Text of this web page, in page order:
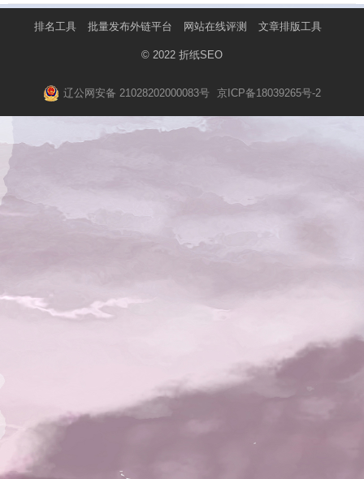
排名工具 批量发布外链平台 网站在线评测 文章排版工具
© 2022 折纸SEO
辽公网安备 21028202000083号 京ICP备18039265号-2